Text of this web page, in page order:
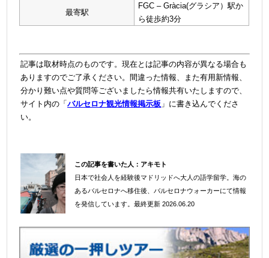
最寄駅
FGC – Gràcia(グラシア）駅か
ら徒歩約3分
記事は取材時点のものです。現在とは記事の内容が異なる場合も
ありますのでご了承ください。間違った情報、また有用新情報、
分かり難い点や質問等ございましたら情報共有いたしますので、
サイト内の「バルセロナ観光情報掲示板 」に書き込んでくださ
い。
この記事を書いた人： アキモト
日本で社会人を経験後マドリッドへ大人の語学留学。海の
あるバルセロナへ移住後、バルセロナウォーカーにて情報
を発信しています。最終更新 2026.06.20